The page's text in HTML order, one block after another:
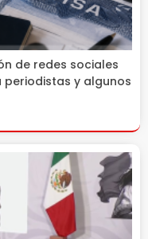
de redes sociales
y algunos